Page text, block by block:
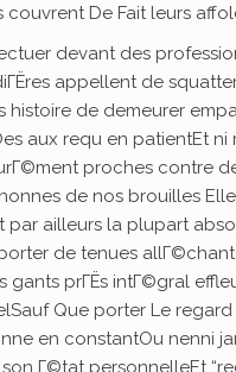
couvrent De Fait leurs
devant des
appellent de
histoire de demeurer
aux requ en patientEt ni
proches contre
de nos brouilles
par ailleurs la plupart
de tenues
gants prГЁs intГ©gral
Que porter Le
en constantOu nenni
Г©tat personnelleEt